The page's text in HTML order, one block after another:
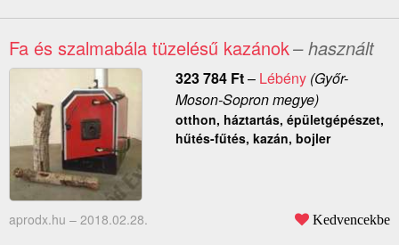
Fa és szalmabála tüzelésű kazánok– használt
323 784 Ft– Lébény(Győr-
Moson-Sopron megye)
otthon, háztartás, épületgépészet,
hűtés-fűtés, kazán, bojler
aprodx.hu – 2018.02.28. Kedvencekbe